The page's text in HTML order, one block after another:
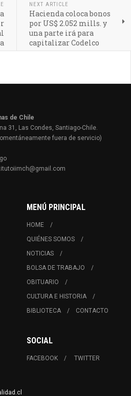
NEXT ARTICLE
Hacienda coloca bonos
por US$ 2.052 mills. y
una parte irá para
capitalizar Codelco
de Chile
31, Las Condes, Santiago-Chile.
fuera de servicio)
MENÚ PRINCIPAL
HOME
QUIÉNES SOMOS
NOTICIAS
BOLSA DE TRABAJO
OBITUARIO
CULTURA E HISTORIA
BIBLIOTECA
CONTACTO
SOCIAL
FACEBOOK TWITTER